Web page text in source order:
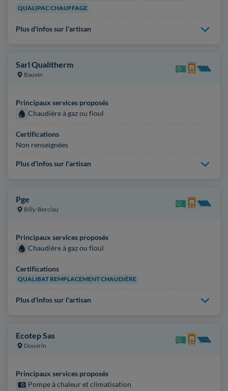
QUALIPAC CHAUFFAGE
Plus d'infos sur l'artisan
Sarl Qualitherm
Bauvin
Principaux services proposés
Chaudière à gaz ou fioul
Certifications
Non renseignées
Plus d'infos sur l'artisan
Pge
Billy-Berclau
Principaux services proposés
Chaudière à gaz ou fioul
Certifications
QUALIBAT REMPLACEMENT CHAUDIÈRE
Plus d'infos sur l'artisan
Ecotep Sas
Douvrin
Principaux services proposés
Pompe à chaleur et climatisation